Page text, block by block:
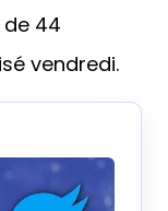
44
vendredi.